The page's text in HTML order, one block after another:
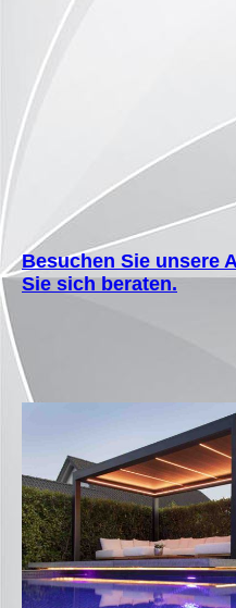
Besuchen Sie unsere
Sie sich beraten.